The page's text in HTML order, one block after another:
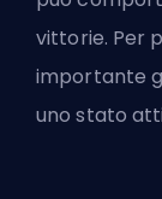
vittorie. Per
importante
uno stato